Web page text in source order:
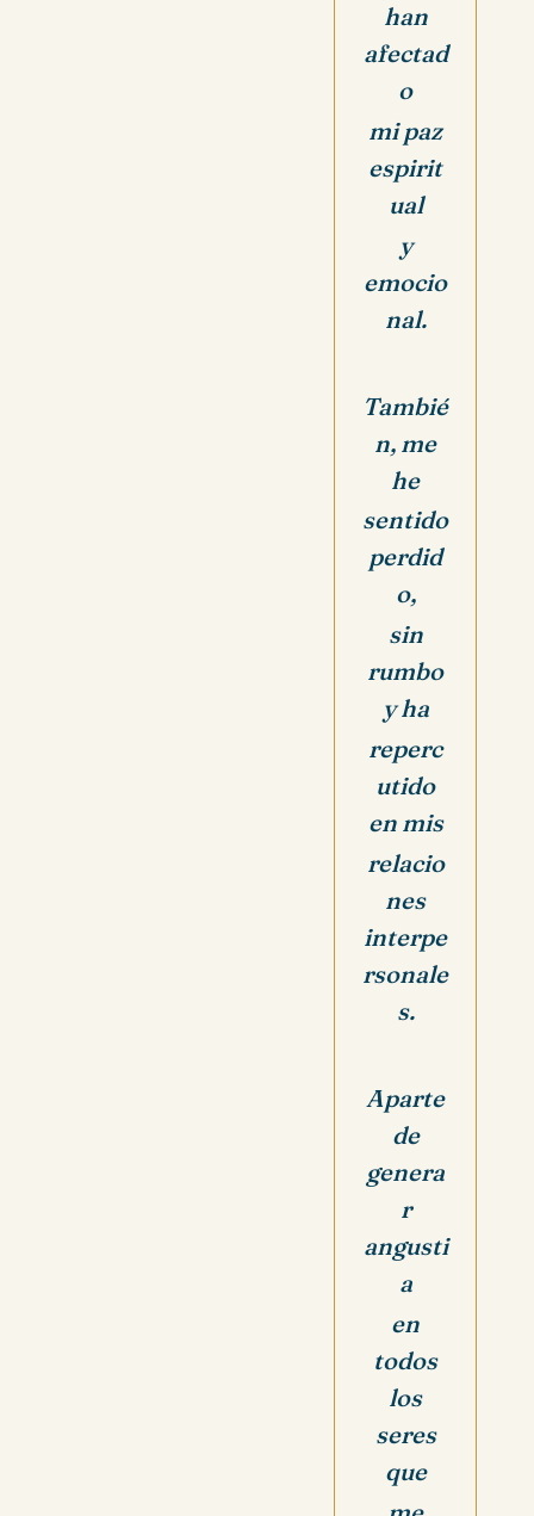
han
afectad
o
mipaz
espirit
ual
y
emocio
nal.
Tambié
n, me
he
sentido
perdid
o,
sin
rumbo
y ha
reperc
utido
en mis
relacio
nes
interpe
rsonale
s.
Aparte
de
genera
r
angusti
a
en
todos
los
seres
que